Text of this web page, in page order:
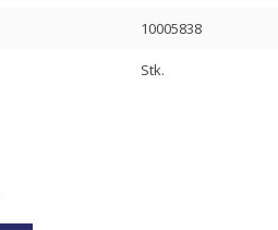
10005838
Stk.